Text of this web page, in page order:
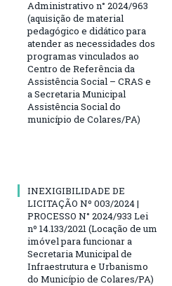
Administrativo n° 2024/963
(aquisição de material
pedagógico e didático para
atender as necessidades dos
programas vinculados ao
Centro de Referência da
Assistência Social – CRAS e
a Secretaria Municipal
Assistência Social do
município de Colares/PA)
INEXIGIBILIDADE DE
LICITAÇÃO Nº 003/2024 |
PROCESSO N° 2024/933 Lei
nº 14.133/2021 (Locação de um
imóvel para funcionar a
Secretaria Municipal de
Infraestrutura e Urbanismo
do Município de Colares/PA)